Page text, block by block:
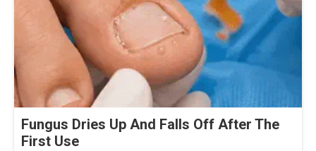
Fungus Dries Up And Falls Off After The
First Use